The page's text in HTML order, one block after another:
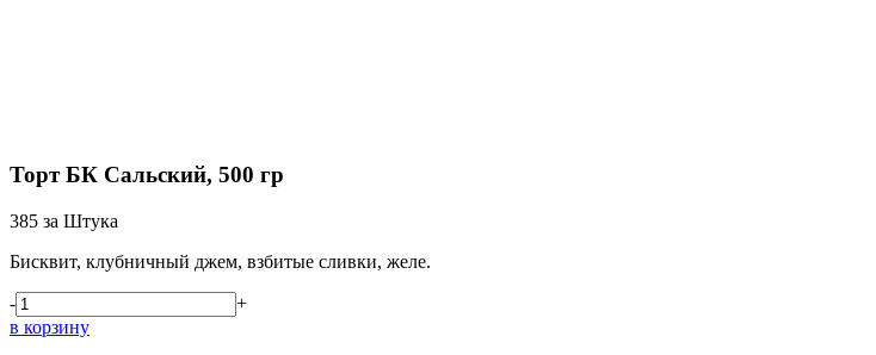
Торт БК Сальский, 500 гр
385 за Штука
Бисквит, клубничный джем, взбитые сливки, желе.
-
+
в корзину